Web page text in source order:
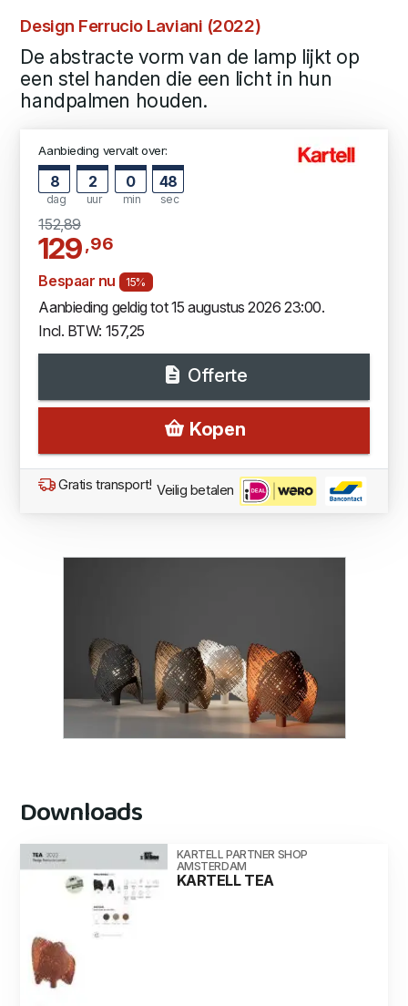
Design Ferrucio Laviani (2022)
De abstracte vorm van de lamp lijkt op
een stel handen die een licht in hun
handpalmen houden.
Aanbieding vervalt over:
8
dag
2
uur
0
min
48
sec
152,89
129 ,96
Bespaar nu 15%
Aanbieding geldig tot 15 augustus 2026 23:00.
Incl. BTW: 157,25
Offerte
Kopen
Gratis transport! Veilig betalen
Downloads
KARTELL PARTNER SHOP
AMSTERDAM
KARTELL TEA